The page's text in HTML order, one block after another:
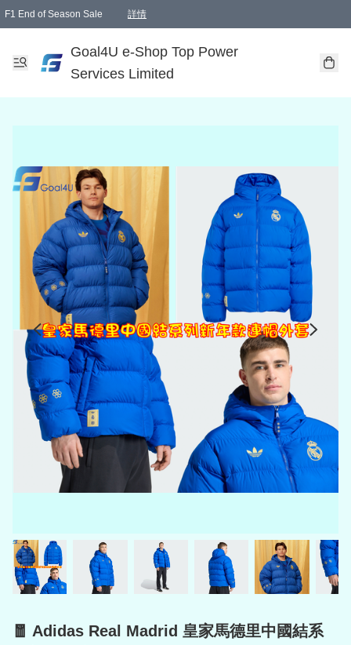
F1 End of Season Sale 詳情
Goal4U e-Shop Top Power
Services Limited
🧧 Adidas Real Madrid 皇家馬德里中國結系